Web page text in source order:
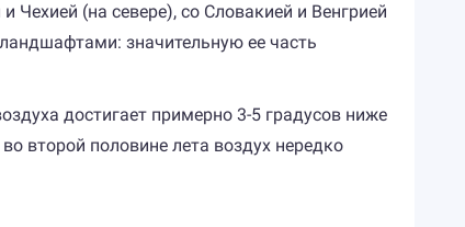
(на севере), со Словакией и Венгрией
значительную ее часть
достигает примерно 3-5 градусов ниже
второй половине лета воздух нередко